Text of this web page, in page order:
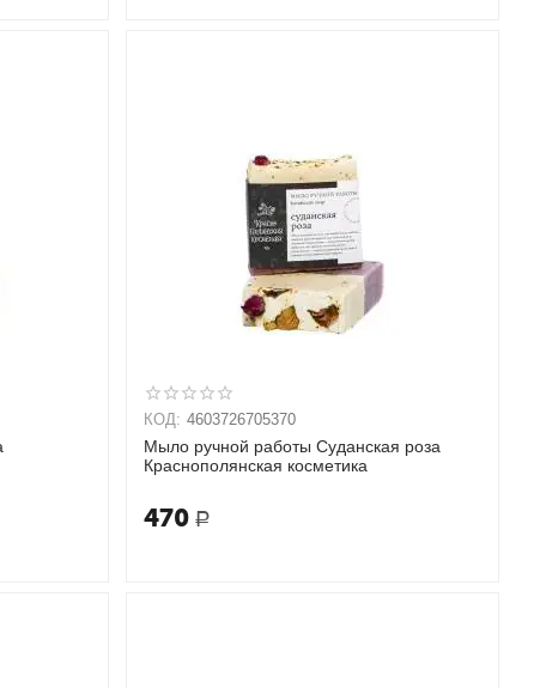
КОД: 4603726705370
Мыло ручной работы Суданская роза
Краснополянская косметика
470 Р